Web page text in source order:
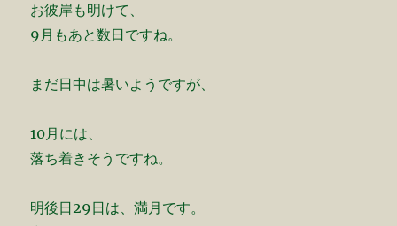
お彼岸も明けて、
9月もあと数日ですね。
まだ日中は暑いようですが、
10月には、
落ち着きそうですね。
明後日29日は、満月です。